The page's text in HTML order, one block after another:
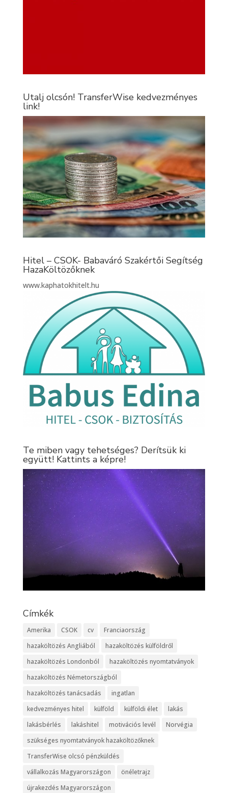
Utalj olcsón! TransferWise kedvezményes
link!
Hitel – CSOK- Babaváró Szakértői Segítség
HazaKöltözőknek
www.kaphatokhitelt.hu
Te miben vagy tehetséges? Derítsük ki
együtt! Kattints a képre!
Címkék
Amerika CSOK cv
Franciaország
hazaköltözés Angliából
hazaköltözés külföldről
hazaköltözés Londonból
hazaköltözés nyomtatványok
hazaköltözés Németországból
hazaköltözés tanácsadás
ingatlan
kedvezményes hitel
külföld külföldi élet
lakás
lakásbérlés
lakáshitel motivációs levél
Norvégia
szükséges nyomtatványok hazaköltözőknek
TransferWise olcsó pénzküldés
vállalkozás Magyarországon
önéletrajz
újrakezdés Magyarországon